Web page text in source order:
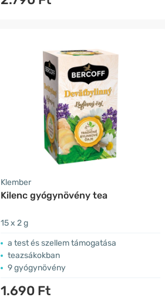
Klember
Kilenc gyógynövény tea
15 x 2 g
a test és szellem támogatása
teazsákokban
9 gyógynövény
1.690 Ft